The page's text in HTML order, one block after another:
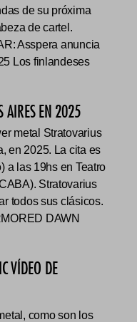
de su próxima
de cartel.
Asspera anuncia
Los finlandeses
AIRES EN 2025
metal Stratovarius
en 2025. La cita es
a las 19hs en Teatro
Stratovarius
todos sus clásicos.
DAWN
VÍDEO DE
como son los